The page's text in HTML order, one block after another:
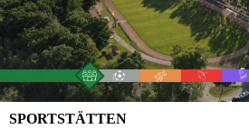
SPORTSTÄTTEN